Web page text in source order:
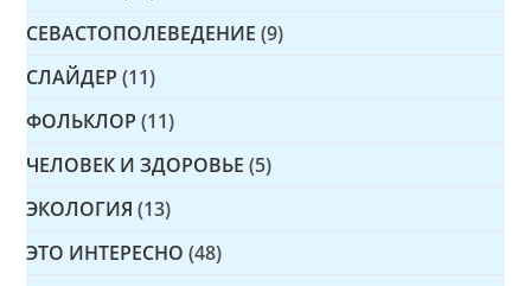
СЕВАСТОПОЛЕВЕДЕНИЕ (9)
СЛАЙДЕР (11)
ФОЛЬКЛОР (11)
ЧЕЛОВЕК И ЗДОРОВЬЕ (5)
ЭКОЛОГИЯ (13)
ЭТО ИНТЕРЕСНО (48)